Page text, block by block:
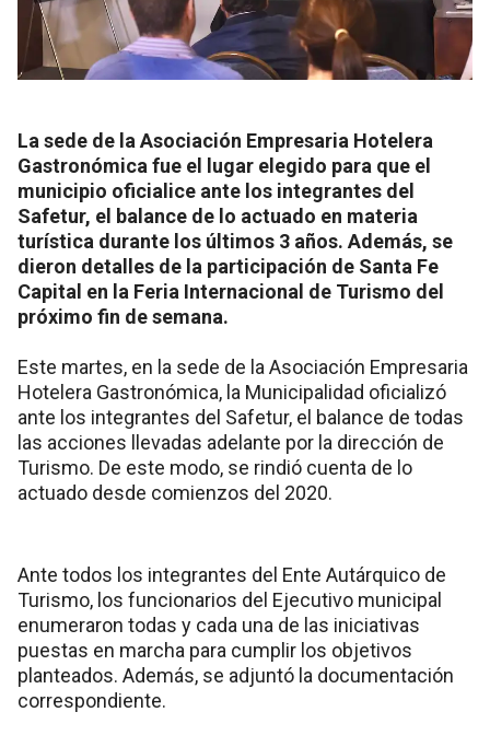
La sede de la Asociación Empresaria Hotelera
Gastronómica fue el lugar elegido para que el
municipio oficialice ante los integrantes del
Safetur, el balance de lo actuado en materia
turística durante los últimos 3 años. Además, se
dieron detalles de la participación de Santa Fe
Capital en la Feria Internacional de Turismo del
próximo fin de semana.
Este martes, en la sede de la Asociación Empresaria
Hotelera Gastronómica, la Municipalidad oficializó
ante los integrantes del Safetur, el balance de todas
las acciones llevadas adelante por la dirección de
Turismo. De este modo, se rindió cuenta de lo
actuado desde comienzos del 2020.
Ante todos los integrantes del Ente Autárquico de
Turismo, los funcionarios del Ejecutivo municipal
enumeraron todas y cada una de las iniciativas
puestas en marcha para cumplir los objetivos
planteados. Además, se adjuntó la documentación
correspondiente.